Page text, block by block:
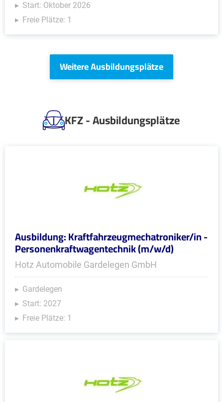
Start: Oktober 2026
Freie Plätze: 1
Weitere Ausbildungsplätze
KFZ - Ausbildungsplätze
Ausbildung: Kraftfahrzeugmechatroniker/in -
Personenkraftwagentechnik (m/w/d)
Hotz Automobile Gardelegen GmbH
Gardelegen
Start: 2027
Freie Plätze: 1